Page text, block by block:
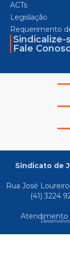
ACTs
Legislação
Requerimento
Sindicalize-
Fale
Sindicato de
Rua José
(41) 3224
Atendimento